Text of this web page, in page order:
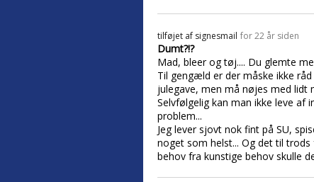
tilføjet af signesmail for 22 år siden
Dumt?!?
Mad, bleer og tøj.... Du glemte
Til gengæld er der måske ikke
julegave, men må nøjes med lidt
Selvfølgelig kan man ikke leve af
problem...
Jeg lever sjovt nok fint på SU,
noget som helst... Og det til
behov fra kunstige behov skulle